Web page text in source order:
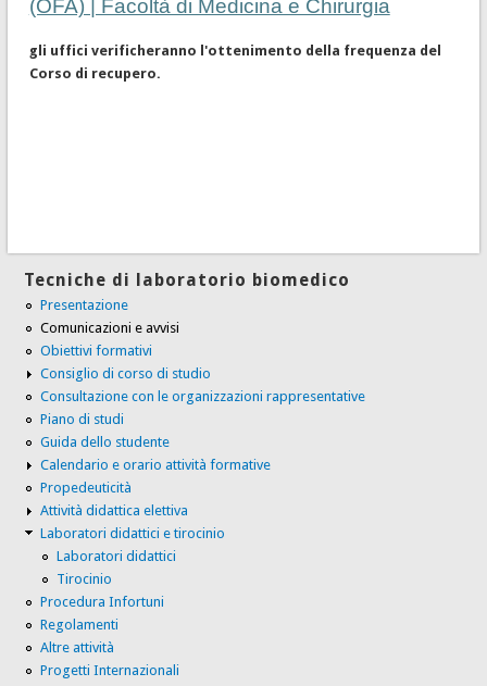
(OFA) | Facoltà di Medicina e Chirurgia
gli uffici verificheranno l'ottenimento della frequenza del
Corso di recupero.
Tecniche di laboratorio biomedico
Presentazione
Comunicazioni e avvisi
Obiettivi formativi
Consiglio di corso di studio
Consultazione con le organizzazioni rappresentative
Piano di studi
Guida dello studente
Calendario e orario attività formative
Propedeuticità
Attività didattica elettiva
Laboratori didattici e tirocinio
Laboratori didattici
Tirocinio
Procedura Infortuni
Regolamenti
Altre attività
Progetti Internazionali